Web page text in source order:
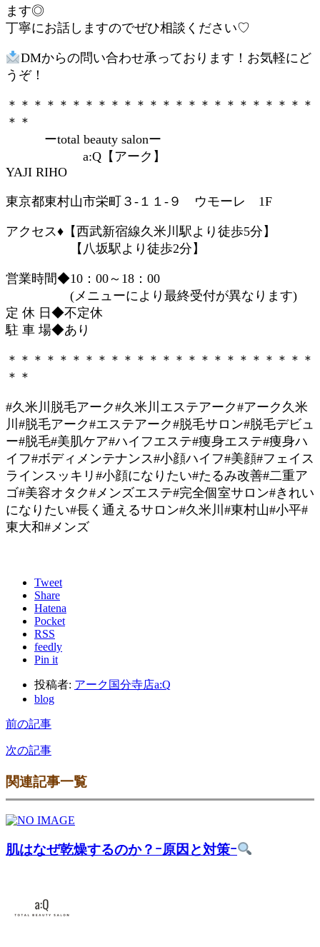
ます◎
丁寧にお話しますのでぜひ相談ください♡
DMからの問い合わせ承っております！お気軽にど
うぞ！
＊＊＊＊＊＊＊＊＊＊＊＊＊＊＊＊＊＊＊＊＊＊＊＊
＊＊
ーtotal beauty salonー
a:Q【アーク】
YAJI RIHO
東京都東村山市栄町３-１１-９ ウモーレ 1F
アクセス♦︎【西武新宿線久米川駅より徒歩5分】
【八坂駅より徒歩2分】
営業時間◆10：00～18：00
(メニューにより最終受付が異なります)
定 休 日◆不定休
駐 車 場◆あり
＊＊＊＊＊＊＊＊＊＊＊＊＊＊＊＊＊＊＊＊＊＊＊＊
＊＊
#久米川脱毛アーク#久米川エステアーク#アーク久米
川#脱毛アーク#エステアーク#脱毛サロン#脱毛デビュ
ー#脱毛#美肌ケア#ハイフエステ#痩身エステ#痩身ハ
イフ#ボディメンテナンス#小顔ハイフ#美顔#フェイス
ラインスッキリ#小顔になりたい#たるみ改善#二重ア
ゴ#美容オタク#メンズエステ#完全個室サロン#きれい
になりたい#長く通えるサロン#久米川#東村山#小平#
東大和#メンズ
Tweet
Share
Hatena
Pocket
RSS
feedly
Pin it
投稿者: アーク国分寺店a:Q
blog
前の記事
次の記事
関連記事一覧
肌はなぜ乾燥するのか？ｰ原因と対策ｰ